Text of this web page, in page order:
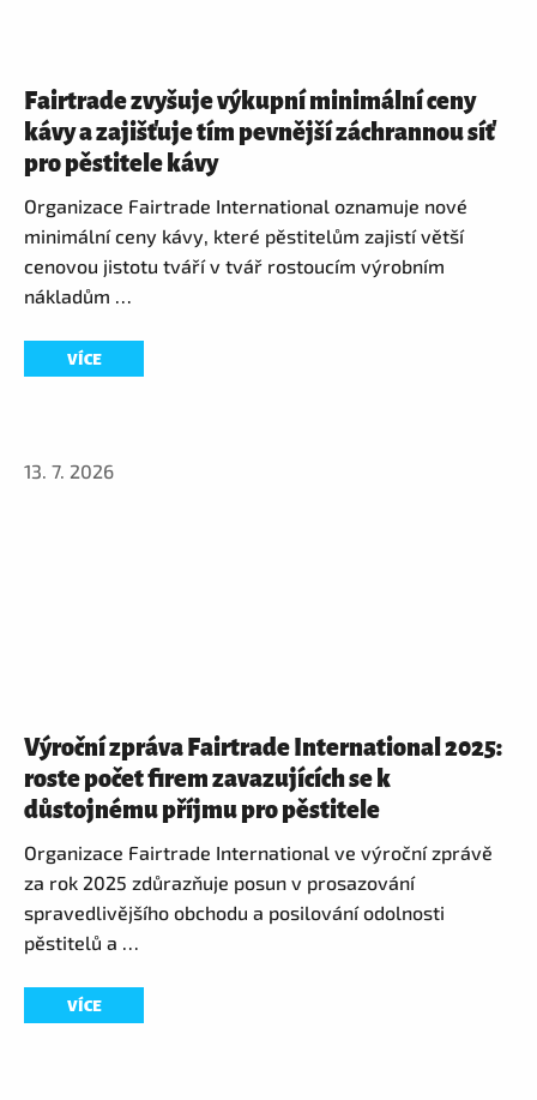
Fairtrade zvyšuje výkupní minimální ceny
kávy a zajišťuje tím pevnější záchrannou síť
pro pěstitele kávy
Organizace Fairtrade International oznamuje nové
minimální ceny kávy, které pěstitelům zajistí větší
cenovou jistotu tváří v tvář rostoucím výrobním
nákladům …
VÍCE
13. 7. 2026
Výroční zpráva Fairtrade International 2025:
roste počet firem zavazujících se k
důstojnému příjmu pro pěstitele
Organizace Fairtrade International ve výroční zprávě
za rok 2025 zdůrazňuje posun v prosazování
spravedlivějšího obchodu a posilování odolnosti
pěstitelů a …
VÍCE